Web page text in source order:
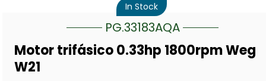
Motor trifásico 0.33hp 1800rpm Weg
W21
In Stock
PG.33183AQA